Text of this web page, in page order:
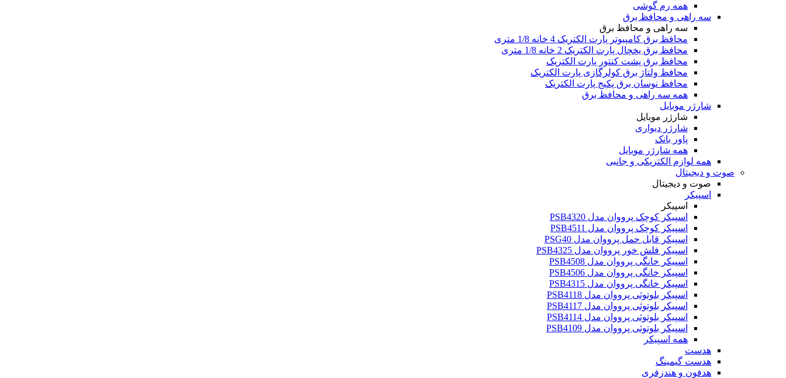
همه رم گوشی
سه راهی و محافظ برق
سه راهی و محافظ برق
محافظ برق کامپیوتر پارت الکتریک 4 خانه 1/8 متری
محافظ برق یخچال پارت الکتریک 2 خانه 1/8 متری
محافظ برق پشت کنتور پارت الکتریک
محافظ ولتاژ برق کولرگازی پارت الکتریک
محافظ نوسان برق پکیج پارت الکتریک
همه سه راهی و محافظ برق
شارژر موبایل
شارژر موبایل
شارژر دیواری
پاور بانک
همه شارژر موبایل
همه لوازم الکتریکی و جانبی
صوت و دیجیتال
صوت و دیجیتال
اسپیکر
اسپیکر
اسپیکر کوچک پرووان مدل PSB4320
اسپیکر کوچک پرووان مدل PSB4511
اسپیکر قابل حمل پرووان مدل PSG40
اسپیکر فلش خور پرووان مدل PSB4325
اسپیکر خانگی پرووان مدل PSB4508
اسپیکر خانگی پرووان مدل PSB4506
اسپیکر خانگی پرووان مدل PSB4315
اسپیکر بلوتوثی پرووان مدل PSB4118
اسپیکر بلوتوثی پرووان مدل PSB4117
اسپیکر بلوتوثی پرووان مدل PSB4114
اسپیکر بلوتوثی پرووان مدل PSB4109
همه اسپیکر
هدست
هدست گیمینگ
هدفون و هندزفری